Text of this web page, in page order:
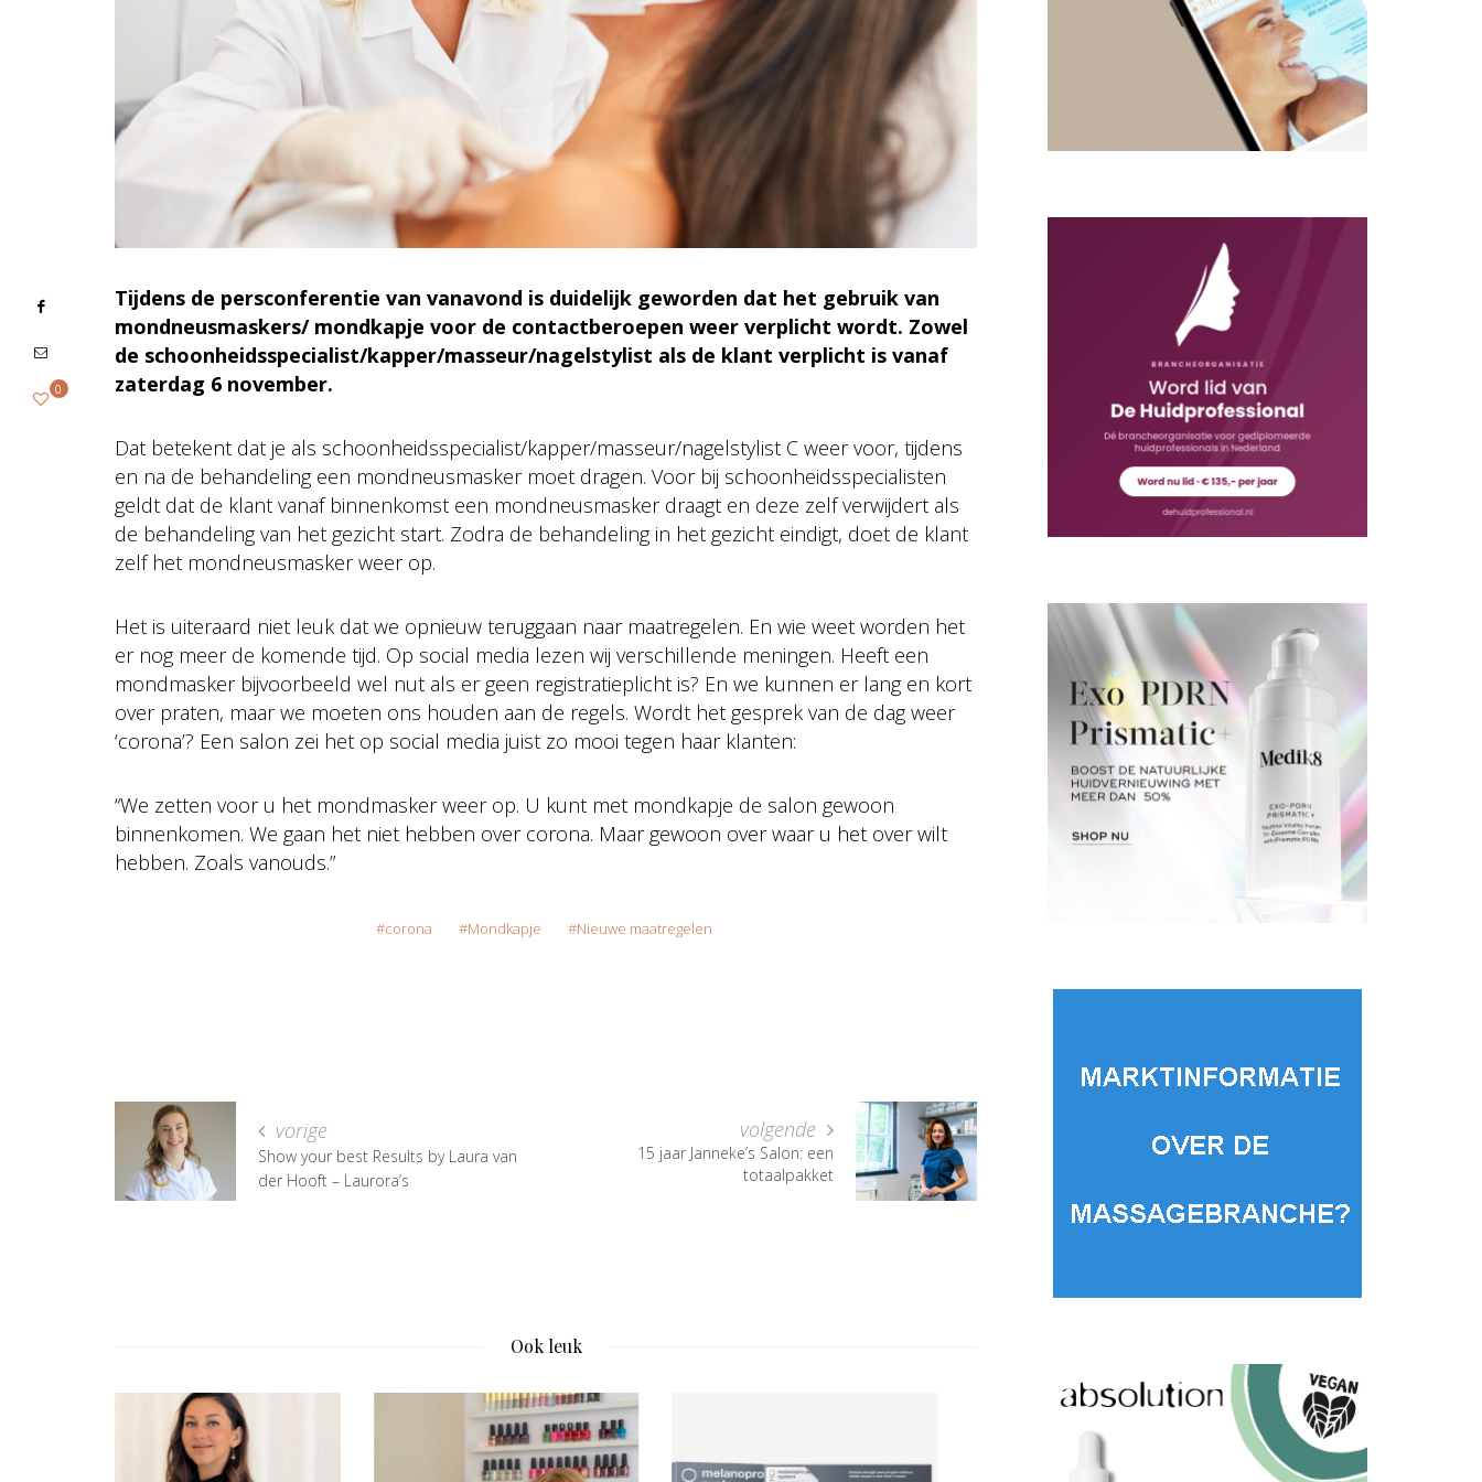
Tijdens de persconferentie van vanavond is duidelijk geworden dat het gebruik van
mondneusmaskers/ mondkapje voor de contactberoepen weer verplicht wordt. Zowel
de schoonheidsspecialist/kapper/masseur/nagelstylist als de klant verplicht is vanaf
zaterdag 6 november.
Dat betekent dat je als schoonheidsspecialist/kapper/masseur/nagelstylist C weer voor, tijdens
en na de behandeling een mondneusmasker moet dragen. Voor bij schoonheidsspecialisten
geldt dat de klant vanaf binnenkomst een mondneusmasker draagt en deze zelf verwijdert als
de behandeling van het gezicht start. Zodra de behandeling in het gezicht eindigt, doet de klant
zelf het mondneusmasker weer op.
Het is uiteraard niet leuk dat we opnieuw teruggaan naar maatregelen. En wie weet worden het
er nog meer de komende tijd. Op social media lezen wij verschillende meningen. Heeft een
mondmasker bijvoorbeeld wel nut als er geen registratieplicht is? En we kunnen er lang en kort
over praten, maar we moeten ons houden aan de regels. Wordt het gesprek van de dag weer
‘corona’? Een salon zei het op social media juist zo mooi tegen haar klanten:
“We zetten voor u het mondmasker weer op. U kunt met mondkapje de salon gewoon
binnenkomen. We gaan het niet hebben over corona. Maar gewoon over waar u het over wilt
hebben. Zoals vanouds.”
0
corona Mondkapje Nieuwe maatregelen
vorige
Show your best Results by Laura van
der Hooft – Laurora’s
volgende
15 jaar Janneke’s Salon: een
totaalpakket
Ook leuk